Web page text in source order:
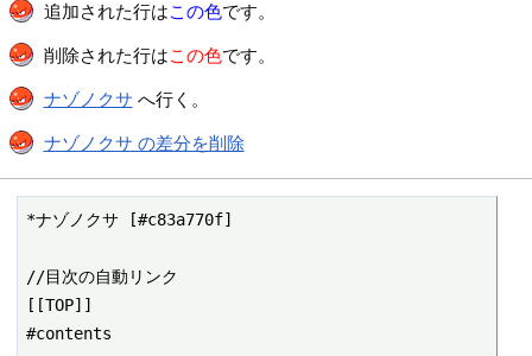
追加された行はこの色です。
削除された行はこの色です。
ナゾノクサ へ行く。
ナゾノクサ の差分を削除
*ナゾノクサ [#c83a770f]
//目次の自動リンク
[[TOP]]
#contents